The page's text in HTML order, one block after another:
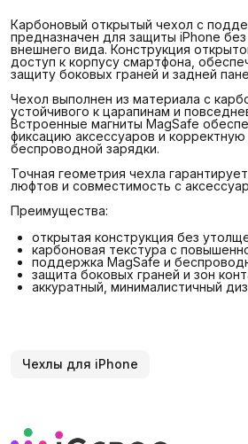
Карбоновый открытый чехол с
предназначен для защиты iPhone
внешнего вида. Конструкция
доступ к корпусу смартфона,
защиту боковых граней и задней
Чехол выполнен из материала с
устойчивого к царапинам и
Встроенные магниты MagSafe
фиксацию аксессуаров и
беспроводной зарядки.
Точная геометрия чехла
люфтов и совместимость с
Преимущества:
открытая конструкция без
карбоновая текстура с
поддержка MagSafe и
защита боковых граней и зон
аккуратный, минималистичный
Чехлы для iPhone